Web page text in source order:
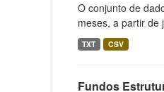
O conjunto de
meses, a partir de
TXT CSV
Fundos